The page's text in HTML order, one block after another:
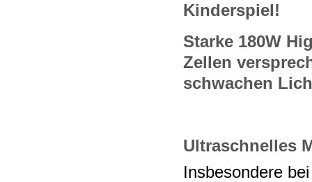
Kinderspiel!
Starke 180W
Zellen
schwachen
Ultraschnelles
Insbesondere